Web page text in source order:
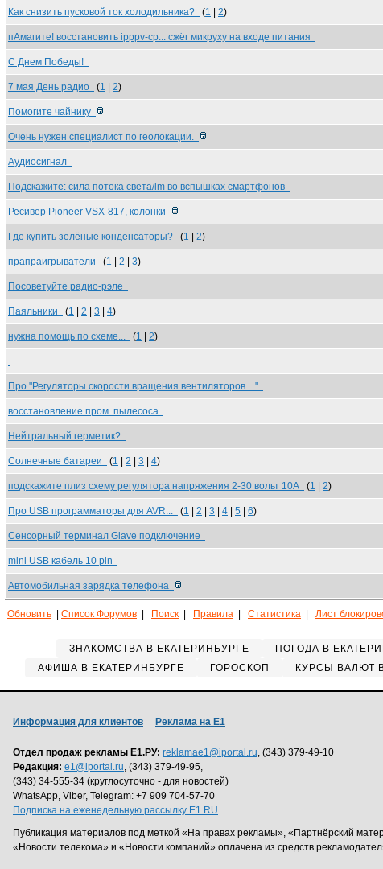
Как снизить пусковой ток холодильника? (1 2)
пАмагите! восстановить ipppv-cp... сжёг микруху на входе питания
С Днем Победы!
7 мая День радио (1 2)
Помогите чайнику
Очень нужен специалист по геолокации.
Аудиосигнал
Подскажите: сила потока света/lm во вспышках смартфонов
Ресивер Pioneer VSX-817, колонки
Где купить зелёные конденсаторы? (1 2)
прапраигрыватели (1 2 3)
Посоветуйте радио-рэле
Паяльники (1 2 3 4)
нужна помощь по схеме... (1 2)
Про "Регуляторы скорости вращения вентиляторов...."
восстановление пром. пылесоса
Нейтральный герметик?
Солнечные батареи (1 2 3 4)
подскажите плиз схему регулятора напряжения 2-30 вольт 10А (1 2)
Про USB программаторы для AVR... (1 2 3 4 5 6)
Сенсорный терминал Glave подключение
mini USB кабель 10 pin
Автомобильная зарядка телефона
Обновить Список Форумов Поиск Правила Статистика Лист
ЗНАКОМСТВА В ЕКАТЕРИНБУРГЕ ПОГОДА В
АФИША В ЕКАТЕРИНБУРГЕ
ГОРОСКОП КУРСЫ ВАЛЮТ
Информация для клиентов Реклама на Е1
Отдел продаж рекламы Е1.РУ: reklamae1@iportal.ru, (343) 379-49-10
Редакция: e1@iportal.ru, (343) 379-49-95,
(343) 34-555-34 (круглосуточно - для новостей)
WhatsApp, Viber, Telegram: +7 909 704-57-70
Подписка на еженедельную рассылку E1.RU
Публикация материалов под меткой «На правах рекламы», «Партнёрский
«Новости телекома» и «Новости компаний» оплачена из средств